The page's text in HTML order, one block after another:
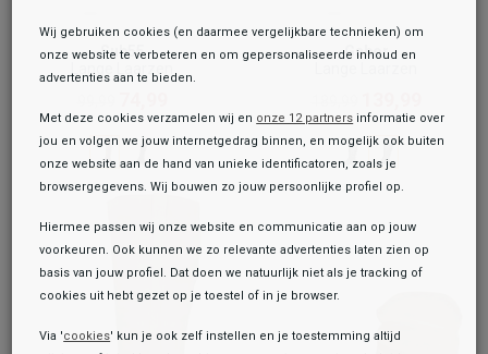
Sub55
Gabor
Wij gebruiken cookies (en daarmee vergelijkbare technieken) om
onze website te verbeteren en om gepersonaliseerde inhoud en
advertenties aan te bieden.
Met deze cookies verzamelen wij en onze 12 partners informatie over
jou en volgen we jouw internetgedrag binnen, en mogelijk ook buiten
onze website aan de hand van unieke identificatoren, zoals je
browsergegevens. Wij bouwen zo jouw persoonlijke profiel op.
Hiermee passen wij onze website en communicatie aan op jouw
voorkeuren. Ook kunnen we zo relevante advertenties laten zien op
basis van jouw profiel. Dat doen we natuurlijk niet als je tracking of
cookies uit hebt gezet op je toestel of in je browser.
Via 'cookies' kun je ook zelf instellen en je toestemming altijd